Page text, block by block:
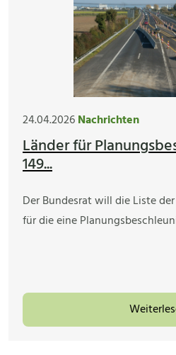
24.04.2026Nachrichten
Länder für
149...
Der Bundesrat will die Liste
für die eine